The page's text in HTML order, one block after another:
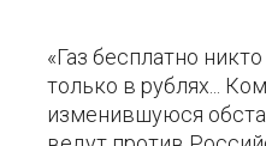
«Газ бесплатно
только в рублях...
изменившуюся